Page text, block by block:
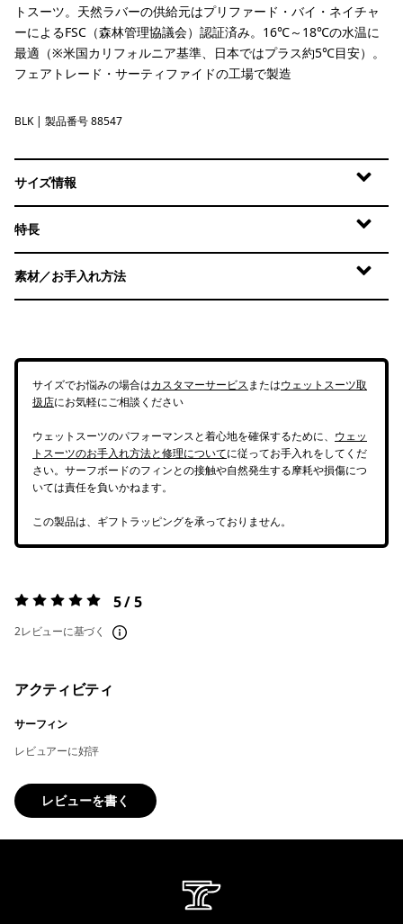
トスーツ。天然ラバーの供給元はプリファード・バイ・ネイチャ
ーによるFSC（森林管理協議会）認証済み。16℃～18℃の水温に
最適（※米国カリフォルニア基準、日本ではプラス約5℃目安）。
フェアトレード・サーティファイドの工場で製造
Black
BLK | 製品番号 88547
サイズ情報
特長
素材／お手入れ方法
サイズでお悩みの場合はカスタマーサービスまたはウェットスーツ取
扱店にお気軽にご相談ください
ウェットスーツのパフォーマンスと着心地を確保するために、 ウェッ
トスーツのお手入れ方法と修理についてに従ってお手入れをしてくだ
さい。サーフボードのフィンとの接触や自然発生する摩耗や損傷につ
いては責任を負いかねます。
この製品は、ギフトラッピングを承っておりません。
評価:5 / 5 5 / 5
2レビューに基づく
アクティビティ
サーフィン
レビュアーに好評
レビューを書く